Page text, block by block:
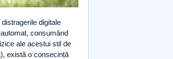
digitale
consumând
ale acestui stil de
există o consecință